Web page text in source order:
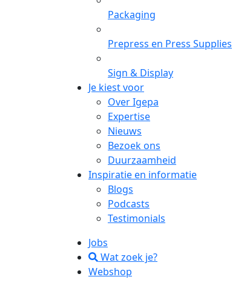
Packaging
Prepress en Press Supplies
Sign & Display
Je kiest voor
Over Igepa
Expertise
Nieuws
Bezoek ons
Duurzaamheid
Inspiratie en informatie
Blogs
Podcasts
Testimonials
Jobs
Wat zoek je?
Webshop